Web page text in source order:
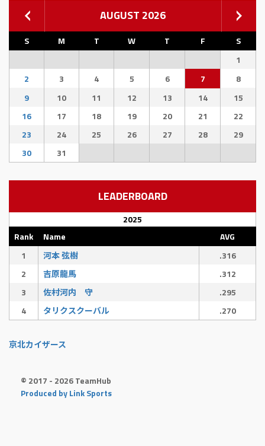
AUGUST 2026
S M T W T F
S
1
2
3 4 5 6 7
8
9
10 11 12 13 14
15
16
17 18 19 20 21
22
23
24 25 26 27 28
29
30
31
LEADERBOARD
2025
Rank
Name
AVG
1
河本 弦樹
.316
2
吉原龍馬
.312
3
佐村河内 守
.295
4
タリクスクーバル .270
京北カイザース
© 2017 - 2026 TeamHub
Produced by Link Sports